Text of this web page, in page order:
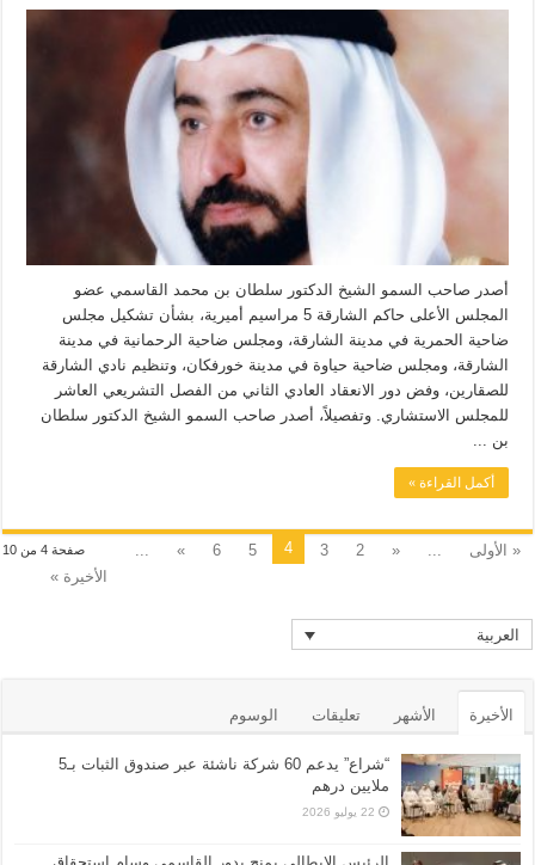
أصدر صاحب السمو الشيخ الدكتور سلطان بن محمد القاسمي عضو
المجلس الأعلى حاكم الشارقة 5 مراسيم أميرية، بشأن تشكيل مجلس
ضاحية الحمرية في مدينة الشارقة، ومجلس ضاحية الرحمانية في مدينة
الشارقة، ومجلس ضاحية حياوة في مدينة خورفكان، وتنظيم نادي الشارقة
للصقارين، وفض دور الانعقاد العادي الثاني من الفصل التشريعي العاشر
للمجلس الاستشاري. وتفصيلاً، أصدر صاحب السمو الشيخ الدكتور سلطان
بن ...
أكمل القراءة »
صفحة 4 من 10 « الأولى ...
«
2
3
4
5
6
»
...
الأخيرة »
العربية
الأخيرة الأشهر تعليقات الوسوم
“شراع” يدعم 60 شركة ناشئة عبر صندوق الثبات بـ5
ملايين درهم
22 يوليو 2026